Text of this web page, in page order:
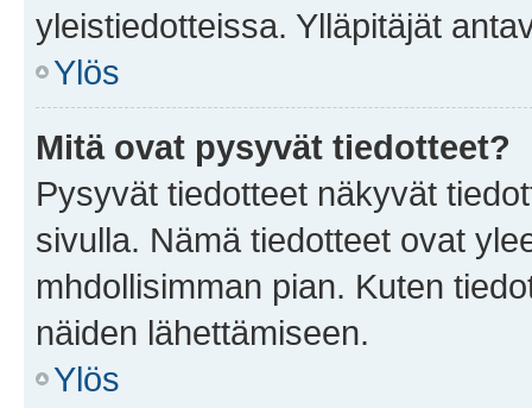
yleistiedotteissa. Ylläpitäjät
Ylös
Mitä ovat pysyvät tiedotteet?
Pysyvät tiedotteet näkyvät
sivulla. Nämä tiedotteet ovat
mhdollisimman pian. Kuten
näiden lähettämiseen.
Ylös